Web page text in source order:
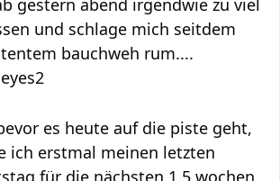
gestern abend irgendwie zu viel
und schlage mich seitdem
bauchweh rum....
es heute auf die piste geht,
ich erstmal meinen letzten